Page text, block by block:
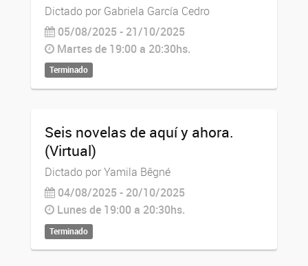
Dictado por Gabriela García Cedro
05/08/2025 - 21/10/2025
Martes de 19:00 a 20:30hs.
Terminado
Seis novelas de aquí y ahora.
(Virtual)
Dictado por Yamila Bêgné
04/08/2025 - 20/10/2025
Lunes de 19:00 a 20:30hs.
Terminado